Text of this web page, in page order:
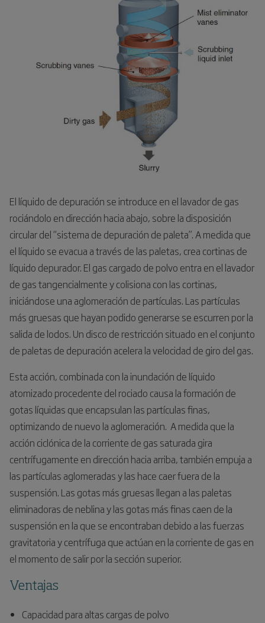
El líquido de depuración se introduce en el lavador de gas
rociándolo en dirección hacia abajo, sobre la disposición
circular del “sistema de depuración de paleta”. A medida que
el líquido se evacua a través de las paletas, crea cortinas de
líquido depurador. El gas cargado de polvo entra en el lavador
de gas tangencialmente y colisiona con las cortinas,
iniciándose una aglomeración de partículas. Las partículas
más gruesas que hayan podido generarse se escurren por la
salida de lodos. Un disco de restricción situado en el conjunto
de paletas de depuración acelera la velocidad de giro del gas.
Esta acción, combinada con la inundación de líquido
atomizado procedente del rociado causa la formación de
gotas líquidas que encapsulan las partículas finas,
optimizando de nuevo la aglomeración. A medida que la
acción ciclónica de la corriente de gas saturada gira
centrífugamente en dirección hacia arriba, también empuja a
las partículas aglomeradas y las hace caer fuera de la
suspensión. Las gotas más gruesas llegan a las paletas
eliminadoras de neblina y las gotas más finas caen de la
suspensión en la que se encontraban debido a las fuerzas
gravitatoria y centrífuga que actúan en la corriente de gas en
el momento de salir por la sección superior.
Ventajas
Capacidad para altas cargas de polvo